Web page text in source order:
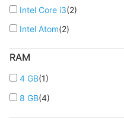
Intel Core i3(2)
Intel Atom(2)
RAM
4 GB(1)
8 GB(4)